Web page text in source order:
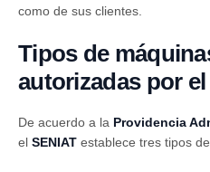
como de sus clientes.
Tipos de
autorizadas por el
De acuerdo a la Providencia
el SENIAT establece tres tipos